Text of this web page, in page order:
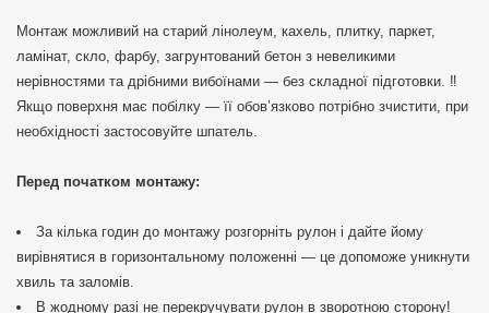
Монтаж можливий на старий лінолеум, кахель, плитку, паркет,
ламінат, скло, фарбу, загрунтований бетон з невеликими
нерівностями та дрібними вибоїнами — без складної підготовки. ‼️
Якщо поверхня має побілку — її обов’язково потрібно зчистити, при
необхідності застосовуйте шпатель.
Перед початком монтажу:
За кілька годин до монтажу розгорніть рулон і дайте йому
вирівнятися в горизонтальному положенні — це допоможе уникнути
хвиль та заломів.
В жодному разі не перекручувати рулон в зворотною сторону!